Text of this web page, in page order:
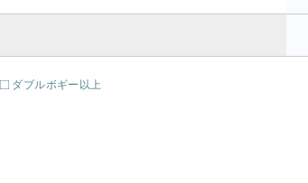
ダブルボギー以上